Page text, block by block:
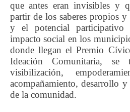
que antes eran invisibles y
partir de los saberes propios
y el potencial participativo
impacto social en los
donde llegan el Premio
Ideación Comunitaria, se
visibilización,
acompañamiento, desarrollo
de la comunidad.